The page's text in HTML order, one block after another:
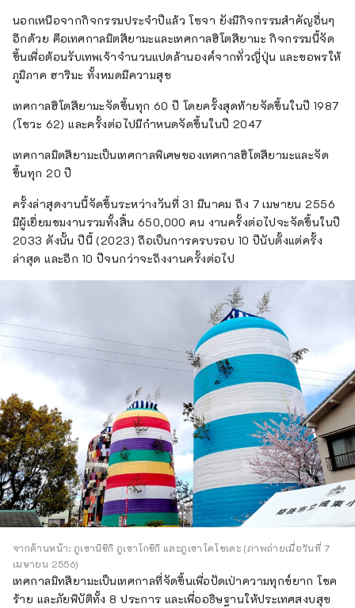
นอกเหนือจากกิจกรรมประจำปีแล้ว โซจา ยังมีกิจกรรมสำคัญอื่นๆ
อีกด้วย คือเทศกาลมิตสึยามะและเทศกาลฮิโตสึยามะ กิจกรรมนี้จัด
ขึ้นเพื่อต้อนรับเทพเจ้าจำนวนแปดล้านองค์จากทั่วญี่ปุ่น และขอพรให้
ภูมิภาค ฮาริมะ ทั้งหมดมีความสุข
เทศกาลฮิโตสึยามะจัดขึ้นทุก 60 ปี โดยครั้งสุดท้ายจัดขึ้นในปี 1987
(โชวะ 62) และครั้งต่อไปมีกำหนดจัดขึ้นในปี 2047
เทศกาลมิตสึยามะเป็นเทศกาลพิเศษของเทศกาลฮิโตสึยามะและจัด
ขึ้นทุก 20 ปี
ครั้งล่าสุดงานนี้จัดขึ้นระหว่างวันที่ 31 มีนาคม ถึง 7 เมษายน 2556
มีผู้เยี่ยมชมงานรวมทั้งสิ้น 650,000 คน งานครั้งต่อไปจะจัดขึ้นในปี
2033 ดังนั้น ปีนี้ (2023) ถือเป็นการครบรอบ 10 ปีนับตั้งแต่ครั้ง
ล่าสุด และอีก 10 ปีจนกว่าจะถึงงานครั้งต่อไป
จากด้านหน้า: ภูเขานิชิกิ ภูเขาโกชิกิ และภูเขาโคโซเดะ (ภาพถ่ายเมื่อวันที่ 7
เมษายน 2556)
เทศกาลมิทสึยามะเป็นเทศกาลที่จัดขึ้นเพื่อปัดเป่าความทุกข์ยาก โชค
ร้าย และภัยพิบัติทั้ง 8 ประการ และเพื่ออธิษฐานให้ประเทศสงบสุข